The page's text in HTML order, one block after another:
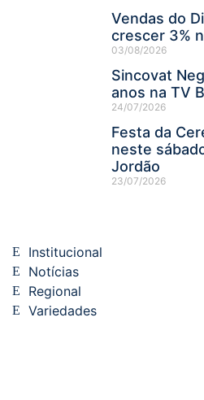
Vendas do
crescer 3%
03/08/2026
Sincovat
anos na TV
24/07/2026
Festa da
neste
Jordão
23/07/2026
Institucional
Notícias
Regional
Variedades